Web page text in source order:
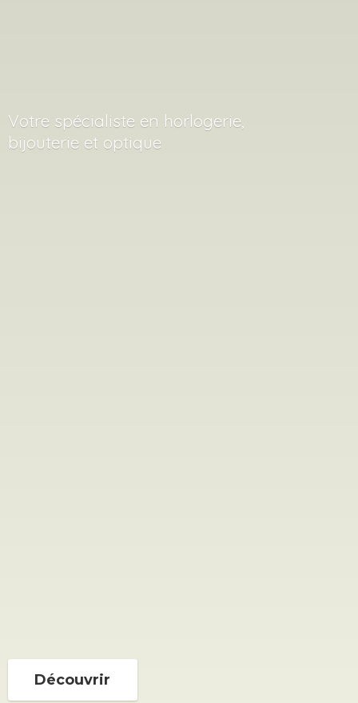
Votre spécialiste en horlogerie,
bijouterie et optique
Découvrir